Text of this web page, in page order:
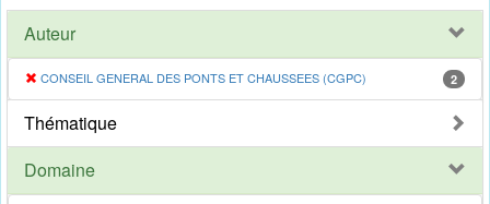
Auteur
CONSEIL GENERAL DES PONTS ET CHAUSSEES (CGPC) 2
Thématique
Domaine